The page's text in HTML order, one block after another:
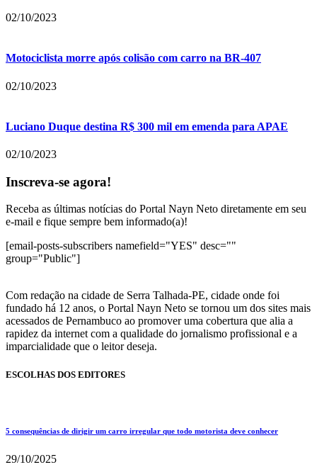
02/10/2023
Motociclista morre após colisão com carro na BR-407
02/10/2023
Luciano Duque destina R$ 300 mil em emenda para APAE
02/10/2023
Inscreva-se agora!
Receba as últimas notícias do Portal Nayn Neto diretamente em seu
e-mail e fique sempre bem informado(a)!
[email-posts-subscribers namefield="YES" desc=""
group="Public"]
Com redação na cidade de Serra Talhada-PE, cidade onde foi
fundado há 12 anos, o Portal Nayn Neto se tornou um dos sites mais
acessados de Pernambuco ao promover uma cobertura que alia a
rapidez da internet com a qualidade do jornalismo profissional e a
imparcialidade que o leitor deseja.
ESCOLHAS DOS EDITORES
5 consequências de dirigir um carro irregular que todo motorista deve conhecer
29/10/2025